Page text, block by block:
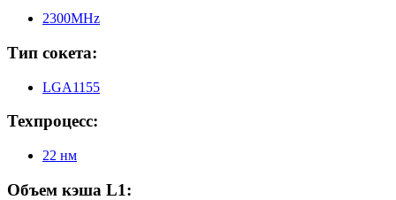
2300MHz
Тип сокета:
LGA1155
Техпроцесс:
22 нм
Объем кэша L1: